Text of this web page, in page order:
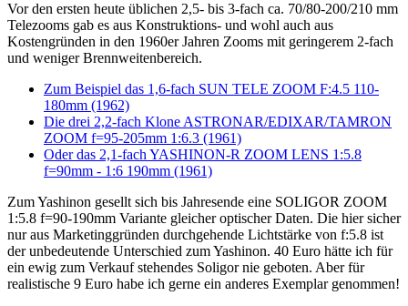
Vor den ersten heute üblichen 2,5- bis 3-fach ca. 70/80-200/210 mm
Telezooms gab es aus Konstruktions- und wohl auch aus
Kostengründen in den 1960er Jahren Zooms mit geringerem 2-fach
und weniger Brennweitenbereich.
Zum Beispiel das 1,6-fach SUN TELE ZOOM F:4.5 110-
180mm (1962)
Die drei 2,2-fach Klone ASTRONAR/EDIXAR/TAMRON
ZOOM f=95-205mm 1:6.3 (1961)
Oder das 2,1-fach YASHINON-R ZOOM LENS 1:5.8
f=90mm - 1:6 190mm (1961)
Zum Yashinon gesellt sich bis Jahresende eine SOLIGOR ZOOM
1:5.8 f=90-190mm Variante gleicher optischer Daten. Die hier sicher
nur aus Marketinggründen durchgehende Lichtstärke von f:5.8 ist
der unbedeutende Unterschied zum Yashinon. 40 Euro hätte ich für
ein ewig zum Verkauf stehendes Soligor nie geboten. Aber für
realistische 9 Euro habe ich gerne ein anderes Exemplar genommen!